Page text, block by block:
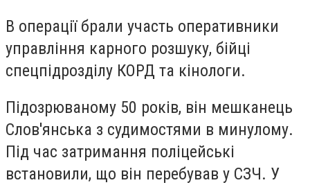
В операції брали участь оперативники
управління карного розшуку, бійці
спецпідрозділу КОРД та кінологи.
Підозрюваному 50 років, він мешканець
Слов'янська з судимостями в минулому.
Під час затримання поліцейські
встановили, що він перебував у СЗЧ. У